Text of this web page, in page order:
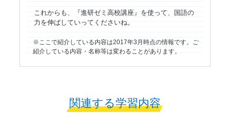
これからも、『進研ゼミ高校講座』を使って、国語の
力を伸ばしていってくださいね。
ここで紹介している内容は2017年3月時点の情報です。ご
紹介している内容・名称等は変わることがあります。
関連する学習内容